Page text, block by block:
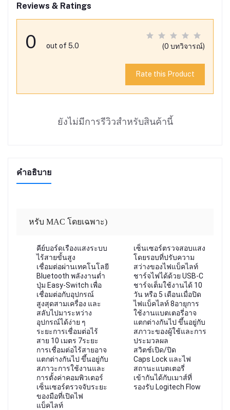
Reviews & Ratings
0 out of 5.0 (0 บทวิจารณ์)
Rate this Product
ยังไม่มีการรีวิวสำหรับสินค้านี้
คำอธิบาย
หรับ MAC โดยเฉพาะ)
คีย์บอร์ดเรืองแสงระบบ
ไร้สายขั้นสูง
เชื่อมต่อผ่านเทคโนโลยี
Bluetooth พลังงานต่ำ
ปุ่ม Easy-Switch เพื่อ
เชื่อมต่อกับอุปกรณ์
สูงสุดสามเครื่อง และ
สลับไปมาระหว่าง
อุปกรณ์ได้ง่าย ๆ
ระยะการเชื่อมต่อไร้
สาย 10 เมตร 7ระยะ
การเชื่อมต่อไร้สายอาจ
แตกต่างกันไป ขึ้นอยู่กับ
สภาวะการใช้งานและ
การตั้งค่าคอมพิวเตอร์
เซ็นเซอร์ตรวจจับระยะ
ของมือที่เปิดไฟ
แบ็คไลท์
เซ็นเซอร์ตรวจสอบแสง
โดยรอบที่ปรับความ
สว่างของไฟแบ็คไลท์
ชาร์จไฟได้ด้วย USB-C
ชาร์จเต็มใช้งานได้ 10
วัน หรือ 5 เดือนเมื่อปิด
ไฟแบ็คไลท์ 8อายุการ
ใช้งานแบตเตอรี่อาจ
แตกต่างกันไป ขึ้นอยู่กับ
สภาวะของผู้ใช้และการ
ประมวลผล
สวิตช์เปิด/ปิด
Caps Lock และไฟ
สถานะแบตเตอรี่
เข้ากันได้กับเมาส์ที่
รองรับ Logitech Flow